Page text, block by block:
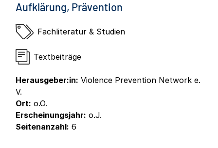
Aufklärung, Prävention
Fachliteratur & Studien
Textbeiträge
Herausgeber:in: Violence Prevention Network e.
V.
Ort: o.O.
Erscheinungsjahr: o.J.
Seitenanzahl: 6